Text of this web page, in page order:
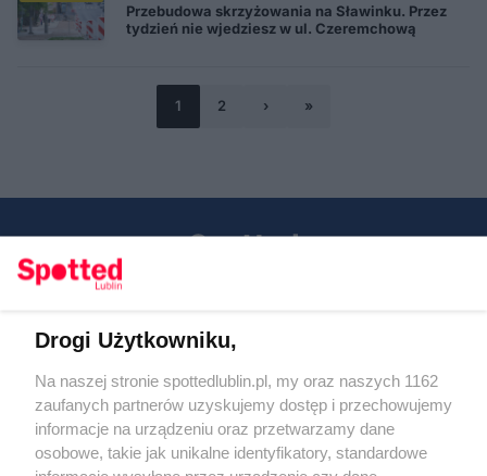
Przebudowa skrzyżowania na Sławinku. Przez
tydzień nie wjedziesz w ul. Czeremchową
1 2 › »
Regulamin
Polityka prywatności
RODO
Warunki korzystania z treści
Drogi Użytkowniku,
Na naszej stronie spottedlublin.pl, my oraz naszych 1162
zaufanych partnerów uzyskujemy dostęp i przechowujemy
informacje na urządzeniu oraz przetwarzamy dane
osobowe, takie jak unikalne identyfikatory, standardowe